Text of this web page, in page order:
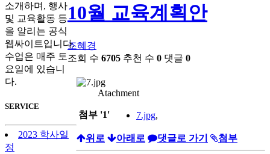
10월 교육계획안
조혜경
조회 수 6705 추천 수 0 댓글 0
Atachment
첨부 '1' 7.jpg,
위로 아래로 댓글로 가기 첨부
소개하며, 행사
및 교육활동 등
을 알리는 공식
웹싸이트입니다.
수업은 매주 토
요일에 있습니
다.
SERVICE
2023 학사일
정